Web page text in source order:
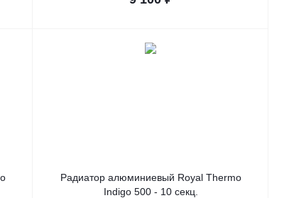
Радиатор алюминиевый Royal Thermo
Indigo 500 - 10 секц.